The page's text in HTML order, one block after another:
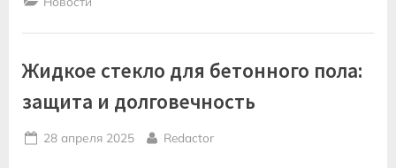
Жидкое стекло для бетонного пола:
защита и долговечность
Posted
28 апреля 2025 By
Redactor